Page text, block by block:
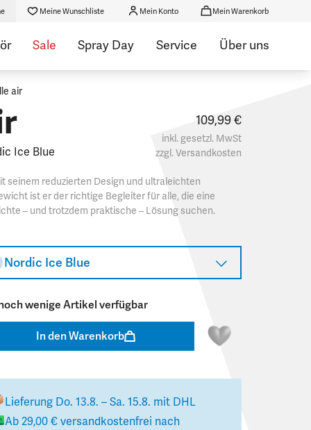
Meine Wunschliste Mein Konto Mein Warenkorb
Sale Spray Day Service Über uns
air
Ice Blue
109,99 €
inkl. gesetzl. MwSt
zzgl.Versandkosten
seinem reduzierten Design und ultraleichten
ist er der richtige Begleiter für alle, die eine
– und trotzdem praktische – Lösung suchen.​
Nordic Ice Blue
wenige Artikel verfügbar
In den Warenkorb
Lieferung Do. 13.8. – Sa. 15.8. mit DHL
Ab 29,00 €versandkostenfrei nach